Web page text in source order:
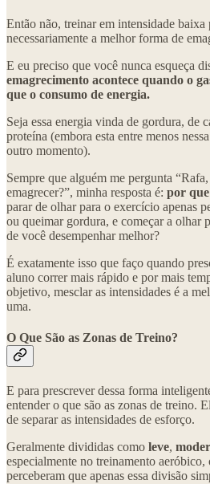
Então não, treinar em intensidade baixa
necessariamente a melhor forma de
E eu preciso que você nunca esqueça
emagrecimento acontece quando o
que o consumo de energia.
Seja essa energia vinda de gordura, de
proteína (embora esta entre menos
outro momento).
Sempre que alguém me pergunta
emagrecer?”, minha resposta é: por que
parar de olhar para o exercício apenas
ou queimar gordura, e começar a olhar
de você desempenhar melhor?
É exatamente isso que faço quando
aluno correr mais rápido e por mais
objetivo, mesclar as intensidades é a
uma.
O Que São as Zonas de Treino?
E para prescrever dessa forma
entender o que são as zonas de treino.
de separar as intensidades de esforço.
Geralmente divididas como leve,
especialmente no treinamento aeróbico,
perceberam que apenas essa divisão